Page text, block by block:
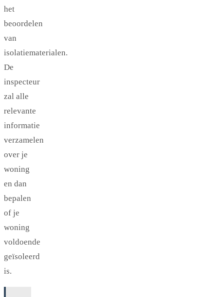
het
beoordelen
van
isolatiematerialen.
De
inspecteur
zal alle
relevante
informatie
verzamelen
over je
woning
en dan
bepalen
of je
woning
voldoende
geïsoleerd
is.